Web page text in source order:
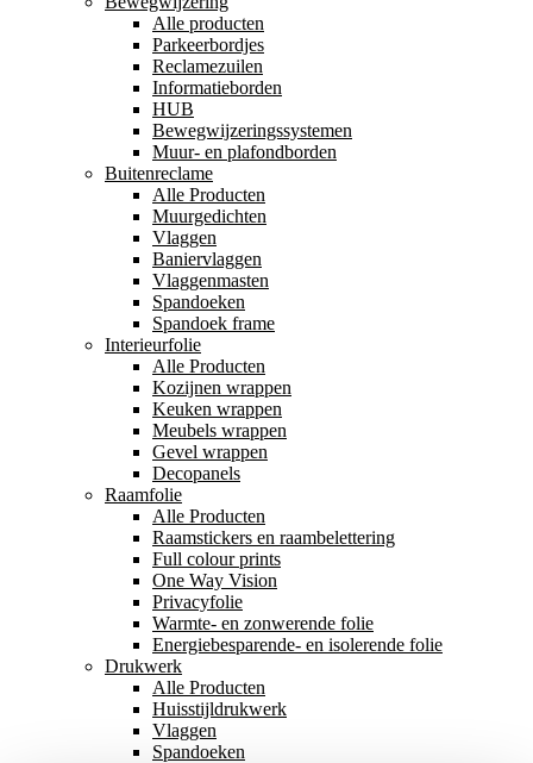
Alle producten
Parkeerbordjes
Reclamezuilen
Informatieborden
HUB
Bewegwijzeringssystemen
Muur- en plafondborden
Buitenreclame
Alle Producten
Muurgedichten
Vlaggen
Baniervlaggen
Vlaggenmasten
Spandoeken
Spandoek frame
Interieurfolie
Alle Producten
Kozijnen wrappen
Keuken wrappen
Meubels wrappen
Gevel wrappen
Decopanels
Raamfolie
Alle Producten
Raamstickers en raambelettering
Full colour prints
One Way Vision
Privacyfolie
Warmte- en zonwerende folie
Energiebesparende- en isolerende folie
Drukwerk
Alle Producten
Huisstijldrukwerk
Vlaggen
Spandoeken